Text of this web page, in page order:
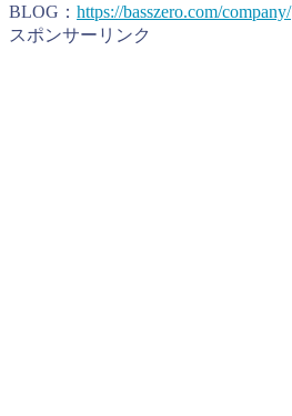
BLOG： https://basszero.com/company/
スポンサーリンク